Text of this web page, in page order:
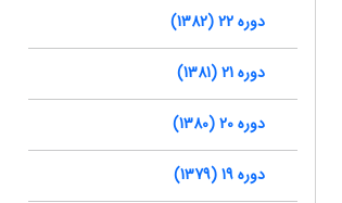
دوره 22 (1382)
دوره 21 (1381)
دوره 20 (1380)
دوره 19 (1379)